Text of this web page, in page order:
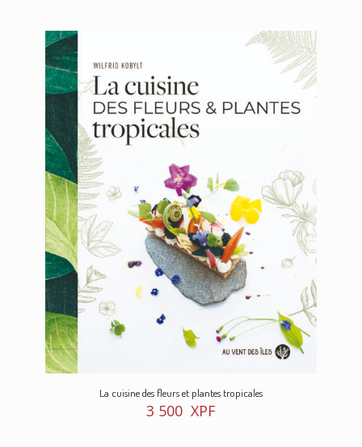
La cuisine des fleurs et plantes tropicales
3 500 XPF